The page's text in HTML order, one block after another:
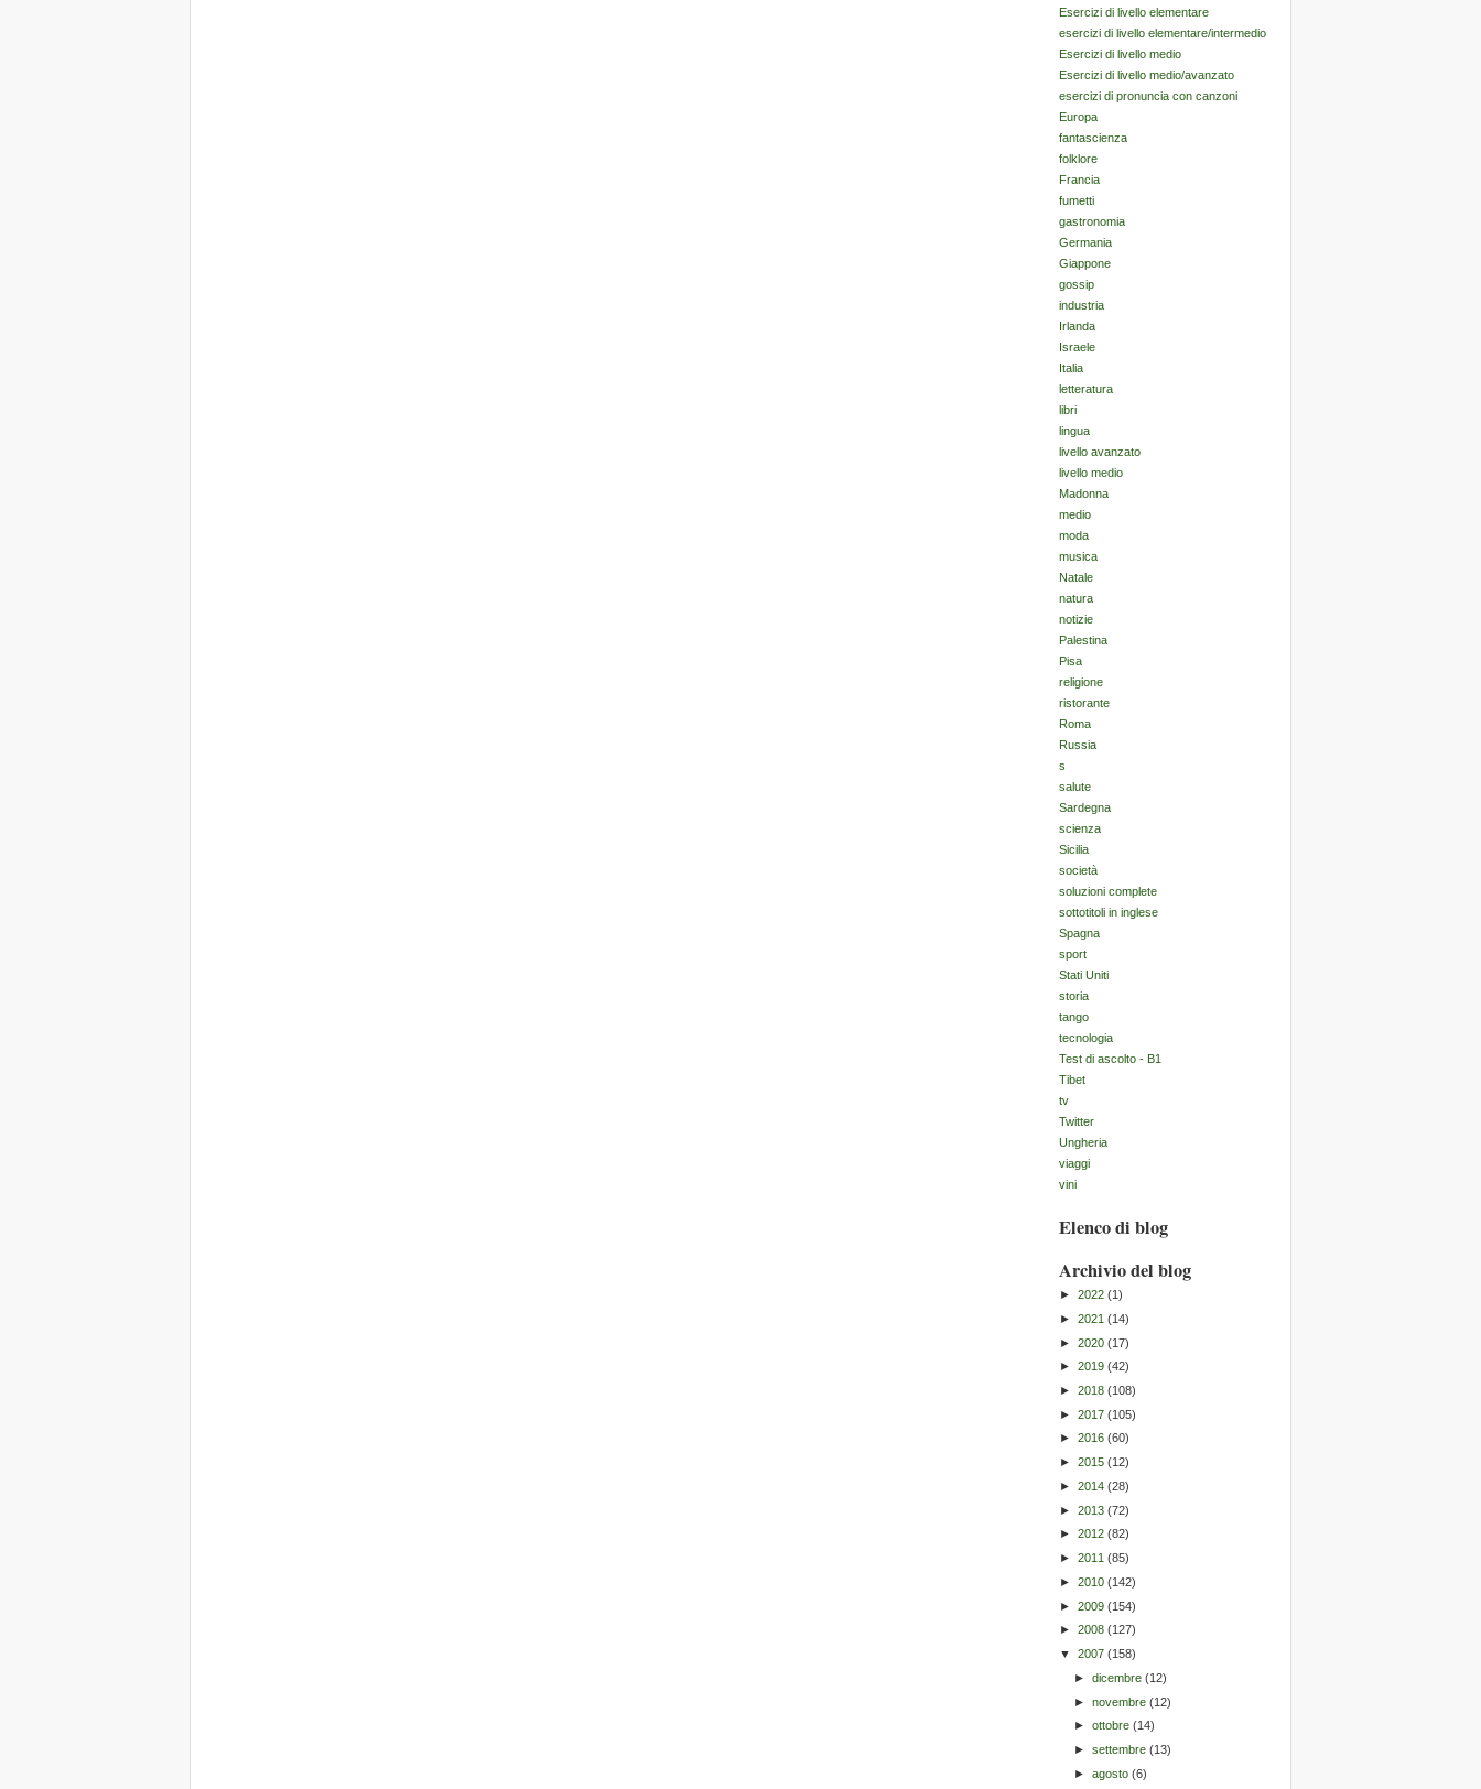
Esercizi di livello elementare
esercizi di livello elementare/intermedio
Esercizi di livello medio
Esercizi di livello medio/avanzato
esercizi di pronuncia con canzoni
Europa
fantascienza
folklore
Francia
fumetti
gastronomia
Germania
Giappone
gossip
industria
Irlanda
Israele
Italia
letteratura
libri
lingua
livello avanzato
livello medio
Madonna
medio
moda
musica
Natale
natura
notizie
Palestina
Pisa
religione
ristorante
Roma
Russia
s
salute
Sardegna
scienza
Sicilia
società
soluzioni complete
sottotitoli in inglese
Spagna
sport
Stati Uniti
storia
tango
tecnologia
Test di ascolto - B1
Tibet
tv
Twitter
Ungheria
viaggi
vini
Elenco di blog
Archivio del blog
► 2022 (1)
► 2021 (14)
► 2020 (17)
► 2019 (42)
► 2018 (108)
► 2017 (105)
► 2016 (60)
► 2015 (12)
► 2014 (28)
► 2013 (72)
► 2012 (82)
► 2011 (85)
► 2010 (142)
► 2009 (154)
► 2008 (127)
▼ 2007 (158)
►dicembre(12)
►novembre(12)
►ottobre(14)
►settembre(13)
►agosto(6)